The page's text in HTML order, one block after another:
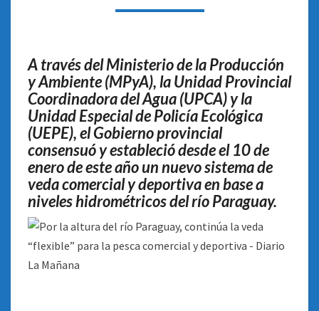
COMERCIAL
Y
DEPORTIVA
A través del Ministerio de la Producción
y Ambiente (MPyA), la Unidad Provincial
Coordinadora del Agua (UPCA) y la
Unidad Especial de Policía Ecológica
(UEPE), el Gobierno provincial
consensuó y estableció desde el 10 de
enero de este año un nuevo sistema de
veda comercial y deportiva en base a
niveles hidrométricos del río Paraguay.